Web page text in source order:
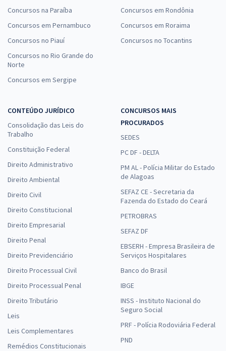
Concursos na Paraíba
Concursos em Pernambuco
Concursos no Piauí
Concursos no Rio Grande do
Norte
Concursos em Sergipe
Concursos em Rondônia
Concursos em Roraima
Concursos no Tocantins
CONTEÚDO JURÍDICO
Consolidação das Leis do
Trabalho
Constituição Federal
Direito Administrativo
Direito Ambiental
Direito Civil
Direito Constitucional
Direito Empresarial
Direito Penal
Direito Previdenciário
Direito Processual Civil
Direito Processual Penal
Direito Tributário
Leis
Leis Complementares
Remédios Constitucionais
CONCURSOS MAIS
PROCURADOS
SEDES
PC DF - DELTA
PM AL - Polícia Militar do Estado
de Alagoas
SEFAZ CE - Secretaria da
Fazenda do Estado do Ceará
PETROBRAS
SEFAZ DF
EBSERH - Empresa Brasileira de
Serviços Hospitalares
Banco do Brasil
IBGE
INSS - Instituto Nacional do
Seguro Social
PRF - Polícia Rodoviária Federal
PND